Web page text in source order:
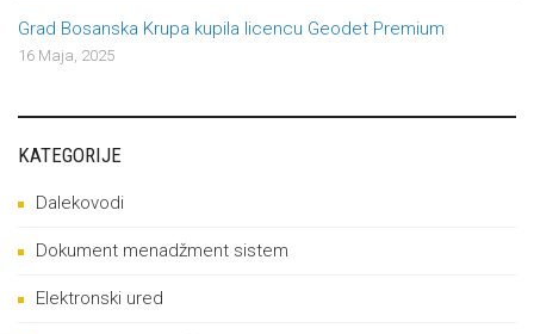
Grad Bosanska Krupa kupila licencu Geodet Premium
16 Maja, 2025
KATEGORIJE
Dalekovodi
Dokument menadžment sistem
Elektronski ured